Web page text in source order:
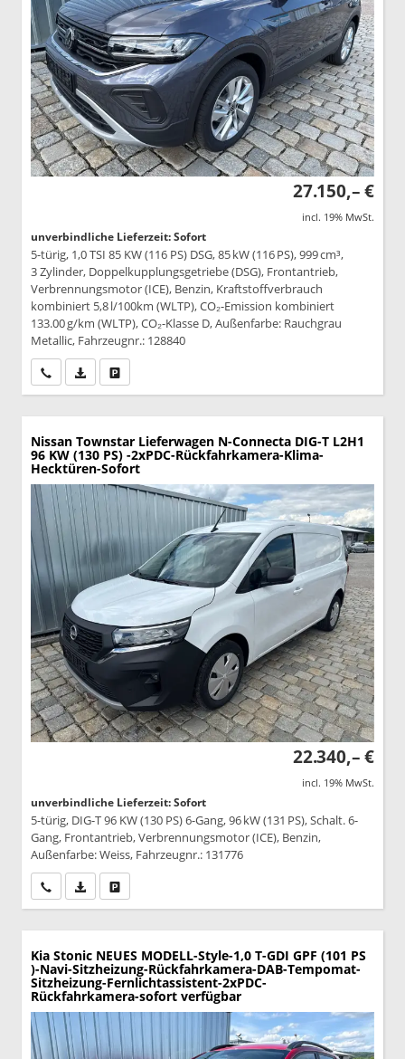
27.150,– €
incl. 19% MwSt.
unverbindliche Lieferzeit: Sofort
5-türig, 1,0 TSI 85 KW (116 PS) DSG, 85 kW (116 PS), 999 cm³,
3 Zylinder, Doppelkupplungsgetriebe (DSG), Frontantrieb,
Verbrennungsmotor (ICE), Benzin, Kraftstoffverbrauch
kombiniert 5,8 l/100km (WLTP), CO₂-Emission kombiniert
133.00 g/km (WLTP), CO₂-Klasse D, Außenfarbe: Rauchgrau
Metallic, Fahrzeugnr.: 128840
Wir rufen Sie anPDF-Datei, Fahrzeugexposé drucken
Nissan Townstar Lieferwagen N-Connecta DIG-T L2H1
96 KW (130 PS) -2xPDC-Rückfahrkamera-Klima-
Hecktüren-Sofort
22.340,– €
incl. 19% MwSt.
unverbindliche Lieferzeit: Sofort
5-türig, DIG-T 96 KW (130 PS) 6-Gang, 96 kW (131 PS), Schalt. 6-
Gang, Frontantrieb, Verbrennungsmotor (ICE), Benzin,
Außenfarbe: Weiss, Fahrzeugnr.: 131776
Wir rufen Sie anPDF-Datei, Fahrzeugexposé drucken
Kia Stonic NEUES MODELL-Style-1,0 T-GDI GPF (101 PS
)-Navi-Sitzheizung-Rückfahrkamera-DAB-Tempomat-
Sitzheizung-Fernlichtassistent-2xPDC-
Rückfahrkamera-sofort verfügbar